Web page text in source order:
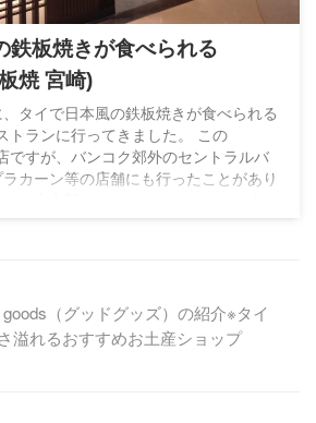
鉄板焼きが食べられる
焼 宮崎)
タイで日本風の鉄板焼きが食べられる
トランに行ってきました。 この
ですが、バンコク郊外のセントラルバ
カーン等の店舗にも行ったことがあり
（グッドグッズ）の紹介※タイ
溢れるおすすめお土産ショップ